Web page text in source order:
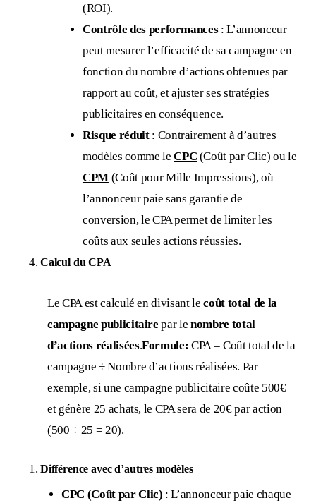
(ROI).
Contrôle des performances: L’annonceur
peut mesurer l’efficacité de sa campagne en
fonction du nombre d’actions obtenues par
rapport au coût, et ajuster ses stratégies
publicitaires en conséquence.
Risque réduit: Contrairement à d’autres
modèles comme leCPC (Coût par Clic) ou le
CPM(Coût pour Mille Impressions), où
l’annonceur paie sans garantie de
conversion, le CPA permet de limiter les
coûts aux seules actions réussies.
Calcul du CPA
Le CPA est calculé en divisant lecoût total de la
campagne publicitaire par lenombre total
d’actions réalisées.Formule:CPA = Coût total de la
campagne ÷ Nombre d’actions réalisées. Par
exemple, si une campagne publicitaire coûte 500€
et génère 25 achats, le CPA sera de 20€ par action
(500 ÷ 25 = 20).
Différence avec d’autres modèles
CPC (Coût par Clic) : L’annonceur paie chaque